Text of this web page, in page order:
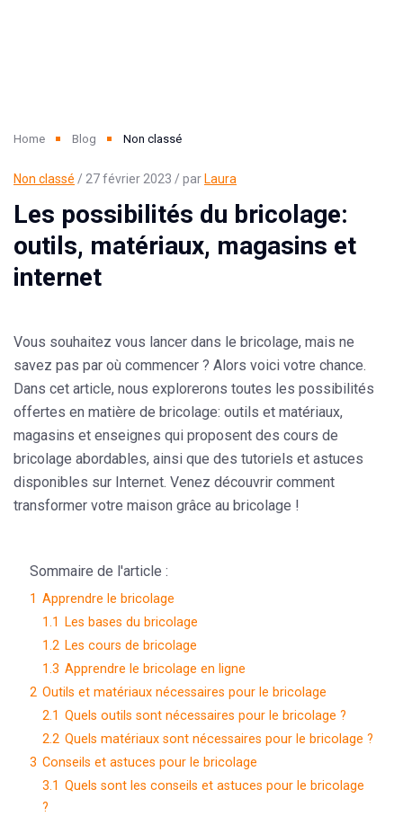
Home Blog Non classé
Non classé / 27 février 2023 / par Laura
Les possibilités du bricolage:
outils, matériaux, magasins et
internet
Vous souhaitez vous lancer dans le bricolage, mais ne
savez pas par où commencer ? Alors voici votre chance.
Dans cet article, nous explorerons toutes les possibilités
offertes en matière de bricolage: outils et matériaux,
magasins et enseignes qui proposent des cours de
bricolage abordables, ainsi que des tutoriels et astuces
disponibles sur Internet. Venez découvrir comment
transformer votre maison grâce au bricolage !
Sommaire de l'article :
1 Apprendre le bricolage
1.1
Les bases du bricolage
1.2 Les cours de bricolage
1.3 Apprendre le bricolage en ligne
2 Outils et matériaux nécessaires pour le bricolage
2.1 Quels outils sont nécessaires pour le bricolage ?
2.2 Quels matériaux sont nécessaires pour le bricolage ?
3 Conseils et astuces pour le bricolage
3.1 Quels sont les conseils et astuces pour le bricolage
?